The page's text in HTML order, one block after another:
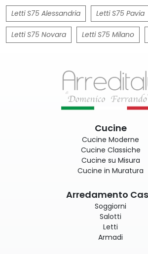
Letti S75 Alessandria Letti S75 Pavia
Letti S75 Novara Letti S75 Milano
Cucine
Cucine Moderne
Cucine Classiche
Cucine su Misura
Cucine in Muratura
Arredamento
Soggiorni
Salotti
Letti
Armadi